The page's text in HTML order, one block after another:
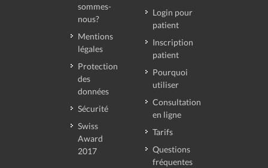
sommes-
nous?
Mentions
légales
Protection
des
données
Sécurité
Swiss
Award
2017
Login pour
patient
Inscription
patient
Pourquoi
utiliser
Consultation
en ligne
Tarifs
Questions
fréquentes